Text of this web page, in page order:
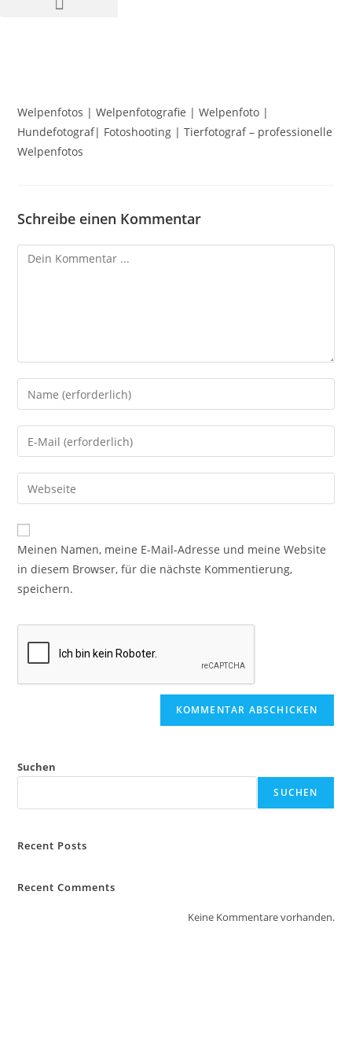
Welpenfotos | Welpenfotografie | Welpenfoto |
Hundefotograf| Fotoshooting | Tierfotograf – professionelle
Welpenfotos
Schreibe einen Kommentar
Meinen Namen, meine E-Mail-Adresse und meine Website
in diesem Browser, für die nächste Kommentierung,
speichern.
Suchen
SUCHEN
Recent Posts
Recent Comments
Keine Kommentare vorhanden.